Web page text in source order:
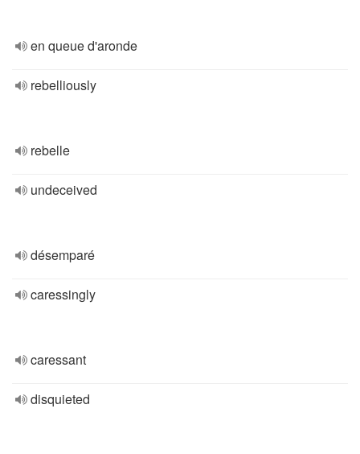
en queue d'aronde
rebelliously
rebelle
undeceived
désemparé
caressingly
caressant
disquieted